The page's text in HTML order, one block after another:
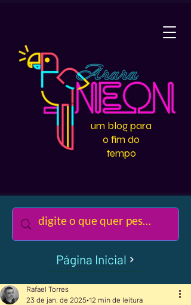
um blog para
o fim do
tempo
Página Inicial
Rafael Torres
23 de jan. de 2025 12 min de leitura